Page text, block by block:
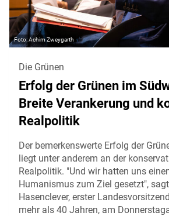
Achim Zweygarth
Die Grünen
Erfolg der Grünen im
Breite Verankerung und
Realpolitik
Der bemerkenswerte Erfolg der
liegt unter anderem an der
Realpolitik. "Und wir hatten uns
Humanismus zum Ziel gesetzt",
Hasenclever, erster
mehr als 40 Jahren, am